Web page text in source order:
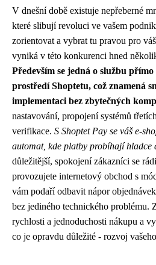
V dnešní době existuje nepřeberné
které slibují revoluci ve vašem
zorientovat a vybrat tu pravou pro
vyniká v této konkurenci hned
Především se jedná o službu
prostředí Shoptetu, což znamená
implementaci bez zbytečných
nastavování, propojení systémů
verifikace. S Shoptet Pay se váš e-
automat, kde platby probíhají hladce
důležitější, spokojení zákazníci se
provozujete internetový obchod s
vám podaří odbavit nápor
bez jediného technického problému.
rychlosti a jednoduchosti nákupu a
co je opravdu důležité - rozvoj